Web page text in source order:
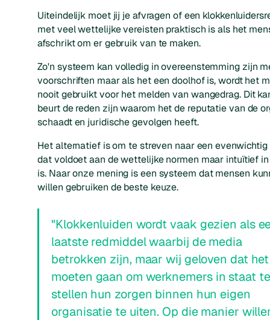
Uiteindelijk moet jij je afvragen of een
met veel wettelijke vereisten praktisch is als het
afschrikt om er gebruik van te maken.
Zo'n systeem kan volledig in overeenstemming zijn
voorschriften maar als het een doolhof is, wordt het
nooit gebruikt voor het melden van wangedrag. Dit
beurt de reden zijn waarom het de reputatie van de
schaadt en juridische gevolgen heeft.
Het alternatief is om te streven naar een
dat voldoet aan de wettelijke normen maar intuïtief
is. Naar onze mening is een systeem dat mensen
willen gebruiken de beste keuze.
"Klokkenluiden wordt vaak gezien als
laatste redmiddel waarbij de media
betrokken zijn, maar wij geloven dat
moeten gaan om werknemers in staat te
stellen hun zorgen binnen hun eigen
organisatie te uiten. Op die manier